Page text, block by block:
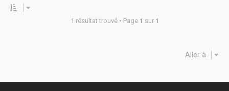
1 résultat trouvé • Page 1 sur 1
Aller à